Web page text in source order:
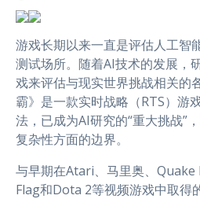
游戏长期以来一直是评估人工智
测试场所。随着AI技术的发展，
戏来评估与现实世界挑战相关的
霸》是一款实时战略（RTS）游
法，已成为AI研究的“重大挑战”
复杂性方面的边界。
与早期在Atari、马里奥、
Flag和Dota 2等视频游戏中取得